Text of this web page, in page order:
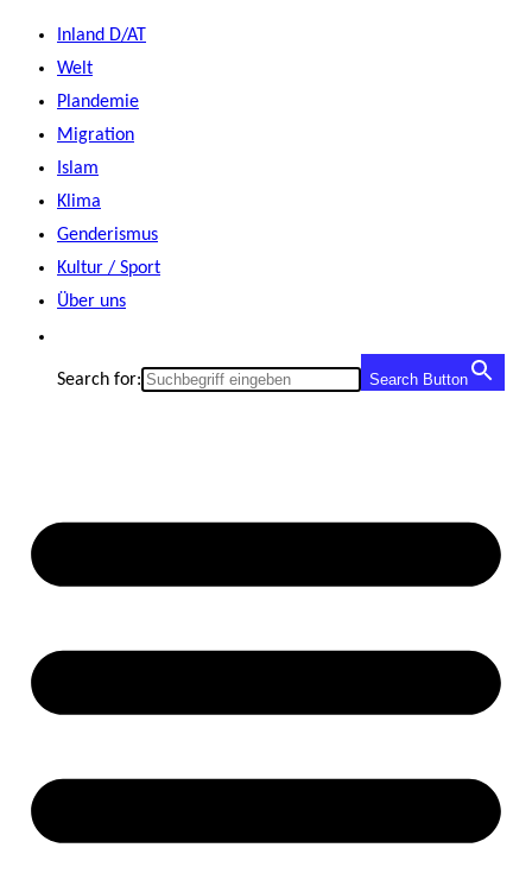
Zum
Inhalt
springen
Inland D/AT
Welt
Plandemie
Migration
Islam
Klima
Genderismus
Kultur / Sport
Über uns
Search for: Search Button